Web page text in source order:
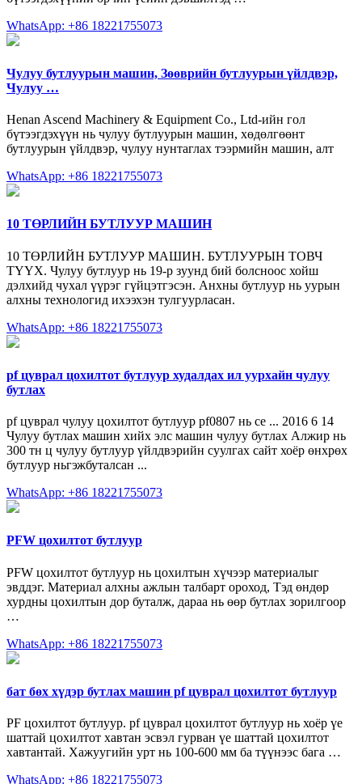
WhatsApp: +86 18221755073
Чулуу бутлуурын машин, Зөөврийн бутлуурын үйлдвэр,
Чулуу …
Henan Ascend Machinery & Equipment Co., Ltd-ийн гол
бүтээгдэхүүн нь чулуу бутлуурын машин, хөдөлгөөнт
бутлуурын үйлдвэр, чулуу нунтаглах тээрмийн машин, алт
WhatsApp: +86 18221755073
10 ТӨРЛИЙН БУТЛУУР МАШИН
10 ТӨРЛИЙН БУТЛУУР МАШИН. БУТЛУУРЫН ТОВЧ
ТҮҮХ. Чулуу бутлуур нь 19-р зуунд бий болсноос хойш
дэлхийд чухал үүрэг гүйцэтгэсэн. Анхны бутлуур нь уурын
алхны технологид ихээхэн тулгуурласан.
WhatsApp: +86 18221755073
pf цуврал цохилтот бутлуур худалдах ил уурхайн чулуу
бутлах
pf цуврал чулуу цохилтот бутлуур pf0807 нь ce ... 2016 6 14
Чулуу бутлах машин хийх элс машин чулуу бутлах Алжир нь
300 тн ц чулуу бутлуур үйлдвэрийн суулгах сайт хоёр өнхрөх
бутлуур ньгэжбуталсан ...
WhatsApp: +86 18221755073
PFW цохилтот бутлуур
PFW цохилтот бутлуур нь цохилтын хүчээр материалыг
эвддэг. Материал алхны ажлын талбарт ороход, Тэд өндөр
хурдны цохилтын дор буталж, дараа нь өөр бутлах зорилгоор
…
WhatsApp: +86 18221755073
бат бөх хүдэр бутлах машин pf цуврал цохилтот бутлуур
PF цохилтот бутлуур. pf цуврал цохилтот бутлуур нь хоёр үе
шаттай цохилтот хавтан эсвэл гурван үе шаттай цохилтот
хавтантай. Хажуугийн урт нь 100-600 мм ба түүнээс бага …
WhatsApp: +86 18221755073